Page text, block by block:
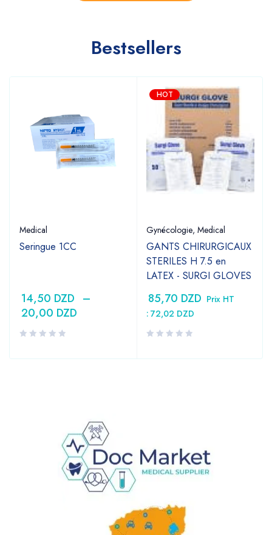
Bestsellers
Medical
Seringue 1CC
14,50 DZD –
20,00 DZD
HOT
Gynécologie, Medical
GANTS CHIRURGICAUX
STERILES H 7.5 en
LATEX - SURGI GLOVES
85,70 DZD Prix HT
: 72,02 DZD